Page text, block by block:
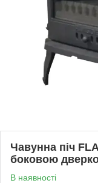
Чавунна піч
боковою
В наявності